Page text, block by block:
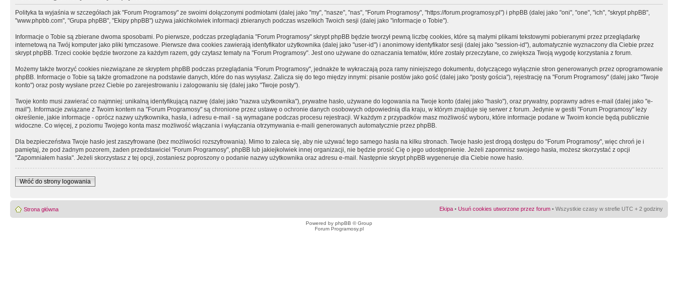
Polityka ta wyjaśnia w szczegółach jak "Forum Programosy" ze swoimi dołączonymi podmiotami (dalej jako "my", "nasze", "nas", "Forum Programosy", "https://forum.programosy.pl") i phpBB (dalej jako "oni", "one", "ich", "skrypt phpBB",
"www.phpbb.com", "Grupa phpBB", "Ekipy phpBB") używa jakichkolwiek informacji zbieranych podczas wszelkich Twoich sesji (dalej jako "informacje o Tobie").
Informacje o Tobie są zbierane dwoma sposobami. Po pierwsze, podczas przeglądania "Forum Programosy" skrypt phpBB będzie tworzył pewną liczbę cookies, które są małymi plikami tekstowymi pobieranymi przez przeglądarkę
internetową na Twój komputer jako pliki tymczasowe. Pierwsze dwa cookies zawierają identyfikator użytkownika (dalej jako "user-id") i anonimowy identyfikator sesji (dalej jako "session-id"), automatycznie wyznaczony dla Ciebie przez
skrypt phpBB. Trzeci cookie będzie tworzone za każdym razem, gdy czytasz tematy na "Forum Programosy". Jest ono używane do oznaczania tematów, które zostały przeczytane, co zwiększa Twoją wygodę korzystania z forum.
Możemy także tworzyć cookies niezwiązane ze skryptem phpBB podczas przeglądania "Forum Programosy", jednakże te wykraczają poza ramy niniejszego dokumentu, dotyczącego wyłącznie stron generowanych przez oprogramowanie
phpBB. Informacje o Tobie są także gromadzone na podstawie danych, które do nas wysyłasz. Zalicza się do tego między innymi: pisanie postów jako gość (dalej jako "posty gościa"), rejestrację na "Forum Programosy" (dalej jako "Twoje
konto") oraz posty wysłane przez Ciebie po zarejestrowaniu i zalogowaniu się (dalej jako "Twoje posty").
Twoje konto musi zawierać co najmniej: unikalną identyfikującą nazwę (dalej jako "nazwa użytkownika"), prywatne hasło, używane do logowania na Twoje konto (dalej jako "hasło"), oraz prywatny, poprawny adres e-mail (dalej jako "e-
mail"). Informacje związane z Twoim kontem na "Forum Programosy" są chronione przez ustawę o ochronie danych osobowych odpowiednią dla kraju, w którym znajduje się serwer z forum. Jedynie w gestii "Forum Programosy" leży
określenie, jakie informacje - oprócz nazwy użytkownika, hasła, i adresu e-mail - są wymagane podczas procesu rejestracji. W każdym z przypadków masz możliwość wyboru, które informacje podane w Twoim koncie będą publicznie
widoczne. Co więcej, z poziomu Twojego konta masz możliwość włączania i wyłączania otrzymywania e-maili generowanych automatycznie przez phpBB.
Dla bezpieczeństwa Twoje hasło jest zaszyfrowane (bez możliwości rozszyfrowania). Mimo to zaleca się, aby nie używać tego samego hasła na kilku stronach. Twoje hasło jest drogą dostępu do "Forum Programosy", więc chroń je i
pamiętaj, że pod żadnym pozorem, żaden przedstawiciel "Forum Programosy", phpBB lub jakiejkolwiek innej organizacji, nie będzie prosić Cię o jego udostępnienie. Jeżeli zapomnisz swojego hasła, możesz skorzystać z opcji
"Zapomniałem hasła". Jeżeli skorzystasz z tej opcji, zostaniesz poproszony o podanie nazwy użytkownika oraz adresu e-mail. Następnie skrypt phpBB wygeneruje dla Ciebie nowe hasło.
Wróć do strony logowania
Strona główna Ekipa • Usuń cookies utworzone przez forum • Wszystkie czasy w strefie UTC + 2 godziny
Powered by phpBB © Group
Forum Programosy.pl